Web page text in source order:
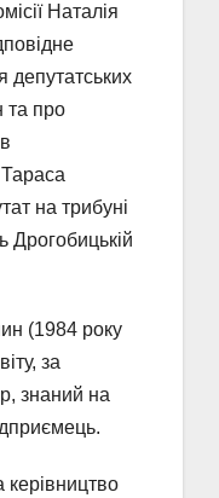
Наталія
депутатських
та про
Тараса
на трибуні
Дрогобицькій
(1984 року
за
знаний на
керівництво